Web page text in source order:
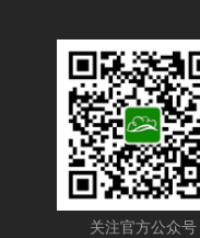
关注官方公众号